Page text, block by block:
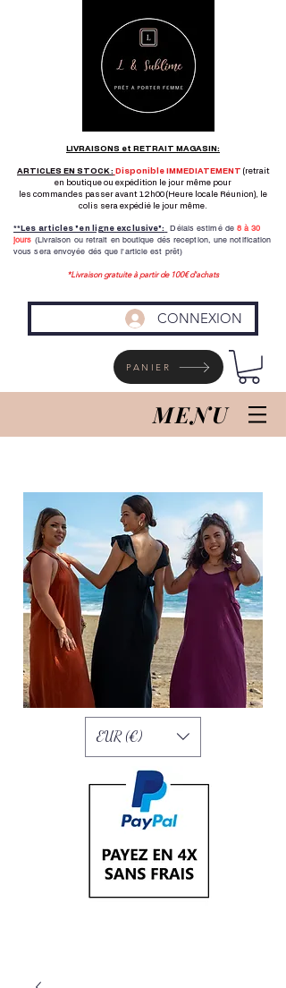
LIVRAISONS et RETRAIT MAGASIN:
ARTICLES EN STOCK : Disponible IMMEDIATEMENT (retrait
en boutique ou expédition le jour même pour
les commandes passer avant 12h00 (Heure locale Réunion), le
colis sera expédié le jour même.
**Les articles "en ligne exclusive": Délais estimé de 8 à 30
jours (Livraison ou retrait en boutique dés reception, une notification
vous sera envoyée dés que l'article est prêt)
*Livraison gratuite à partir de 100€ d'achats
CONNEXION
PANIER
MENU
EUR (€)